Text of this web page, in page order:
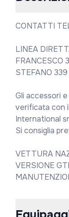
CONTATTI
LINEA
FRANCESCO
STEFANO
Gli accessori
verificata con
International
Si consiglia
VETTURA
VERSIONE